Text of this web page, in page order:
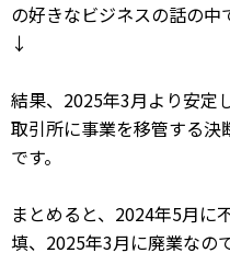
の好きなビジネスの話の中
↓
結果、2025年3月より安定
取引所に事業を移管する決
です。
まとめると、2024年5月に
填、2025年3月に廃業なの